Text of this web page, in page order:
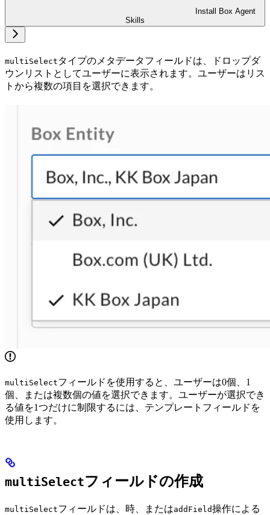
Install Box Agent
Skills
multiSelect タイプのメタデータフィールドは、ドロップダ
ウンリストとしてユーザーに表示されます。ユーザーはリス
トから複数の項目を選択できます。
multiSelectフィールドを使用すると、ユーザーは0個、1
個、または複数個の値を選択できます。ユーザーが選択でき
る値を1つだけに制限するには、 テンプレートフィールドを
使用します。
multiSelectフィールドの作成
multiSelectフィールドは、 時、またはaddField操作による